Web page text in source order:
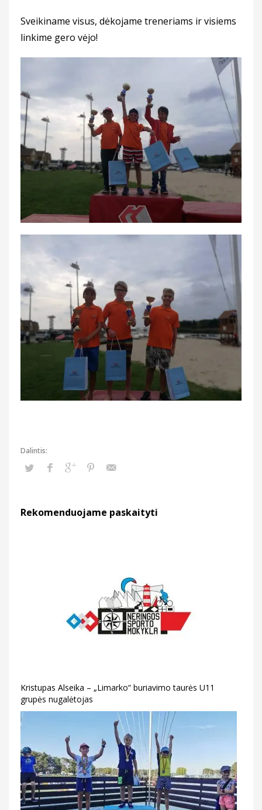
Sveikiname visus, dėkojame treneriams ir visiems
linkime gero vėjo!
Rekomenduojame paskaityti
Kristupas Alseika – „Limarko“ buriavimo taurės U11
grupės nugalėtojas